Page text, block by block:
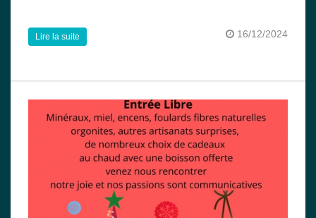
16/12/2024
Lire la suite